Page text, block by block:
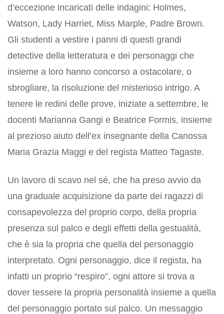
d’eccezione incaricati delle indagini: Holmes,
Watson, Lady Harriet, Miss Marple, Padre Brown.
Gli studenti a vestire i panni di questi grandi
detective della letteratura e dei personaggi che
insieme a loro hanno concorso a ostacolare, o
sbrogliare, la risoluzione del misterioso intrigo. A
tenere le redini delle prove, iniziate a settembre, le
docenti Marianna Gangi e Beatrice Formis, insieme
al prezioso aiuto dell’ex insegnante della Canossa
Maria Grazia Maggi e del regista Matteo Tagaste.
Un lavoro di scavo nel sé, che ha preso avvio da
una graduale acquisizione da parte dei ragazzi di
consapevolezza del proprio corpo, della propria
presenza sul palco e degli effetti della gestualità,
che è sia la propria che quella del personaggio
interpretato. Ogni personaggio, dice il regista, ha
infatti un proprio “respiro”, ogni attore si trova a
dover tessere la propria personalità insieme a quella
del personaggio portato sul palco. Un messaggio